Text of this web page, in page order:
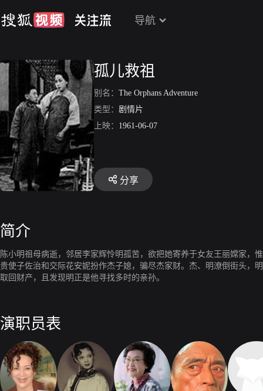
导航
孤儿救祖
别名： The Orphans Adventure
类型： 剧情片
上映： 1961-06-07
分享
简介
陈小明祖母病逝，邻居李家辉怜明孤苦，欲把她寄养于女友王丽嫦家
贵使子佐治和交际花安妮扮作杰子媳，骗尽杰家财。杰、明潦倒街头，
取回财产，且发现明正是他寻找多时的亲孙。
演职员表